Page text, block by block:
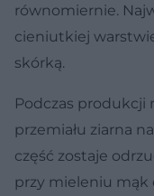
równomiernie.
cieniutkiej
skórką.
Podczas produkcji
przemiału ziarna
część zostaje
przy mieleniu mąk